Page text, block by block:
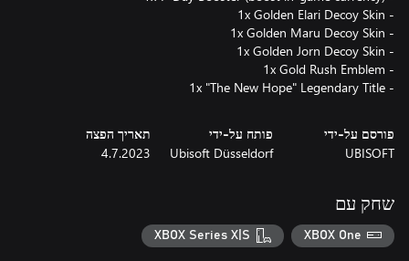
- 1x "The New Hope" Legendary Title
פורסם על-ידי
UBISOFT
פותח על-ידי
Ubisoft Düsseldorf
תאריך הפצה
4.7.2023
שחק עם
XBOX One
XBOX Series X|S